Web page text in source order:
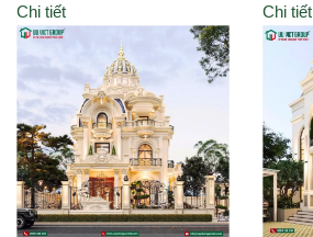
Chi tiết Chi tiết